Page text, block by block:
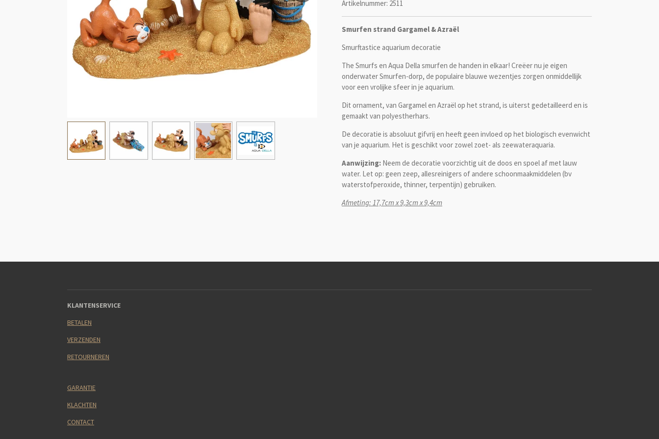
Artikelnummer: 2511
Smurfen strand Gargamel & Azraël
Smurftastice aquarium decoratie
The Smurfs en Aqua Della smurfen de handen in elkaar! Creëer nu je eigen
onderwater Smurfen-dorp, de populaire blauwe wezentjes zorgen onmiddellijk
voor een vrolijke sfeer in je aquarium.
Dit ornament, van Gargamel en Azraël op het strand, is uiterst gedetailleerd en is
gemaakt van polyestherhars.
De decoratie is absoluut gifvrij en heeft geen invloed op het biologisch evenwicht
van je aquarium. Het is geschikt voor zowel zoet- als zeewateraquaria.
Aanwijzing: Neem de decoratie voorzichtig uit de doos en spoel af met lauw
water. Let op: geen zeep, allesreinigers of andere schoonmaakmiddelen (bv
waterstofperoxide, thinner, terpentijn) gebruiken.
Afmeting: 17,7cm x 9,3cm x 9,4cm
KLANTENSERVICE
BETALEN
VERZENDEN
RETOURNEREN
GARANTIE
KLACHTEN
CONTACT